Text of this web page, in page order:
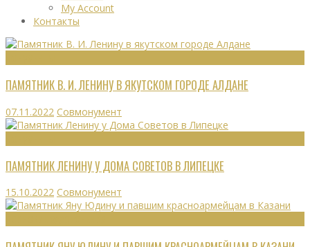
My Account
Контакты
ПАМЯТНИК В. И. ЛЕНИНУ В ЯКУТСКОМ ГОРОДЕ АЛДАНЕ
07.11.2022 Совмонумент
ПАМЯТНИК ЛЕНИНУ У ДОМА СОВЕТОВ В ЛИПЕЦКЕ
15.10.2022 Совмонумент